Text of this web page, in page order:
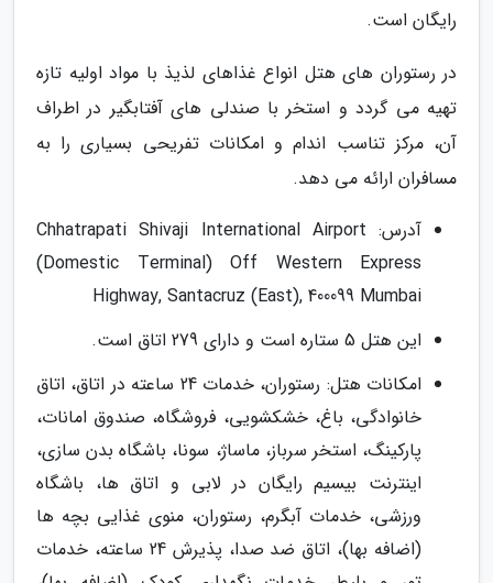
رایگان است.
در رستوران های هتل انواع غذاهای لذیذ با مواد اولیه تازه
تهیه می گردد و استخر با صندلی های آفتابگیر در اطراف
آن، مرکز تناسب اندام و امکانات تفریحی بسیاری را به
مسافران ارائه می دهد.
آدرس: Chhatrapati Shivaji International Airport
(Domestic Terminal) Off Western Express
Highway, Santacruz (East), 400099 Mumbai
این هتل 5 ستاره است و دارای 279 اتاق است.
امکانات هتل: رستوران، خدمات 24 ساعته در اتاق، اتاق
خانوادگی، باغ، خشکشویی، فروشگاه، صندوق امانات،
پارکینگ، استخر سرباز، ماساژ، سونا، باشگاه بدن سازی،
اینترنت بیسیم رایگان در لابی و اتاق ها، باشگاه
ورزشی، خدمات آبگرم، رستوران، منوی غذایی بچه ها
(اضافه بها)، اتاق ضد صدا، پذیرش 24 ساعته، خدمات